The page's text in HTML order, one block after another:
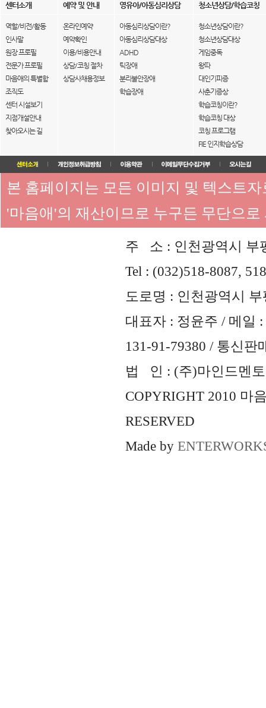
센터소개 예약 및 안내 영유아/아동심리상담 청소년상담/학습코칭
역할/비전/활동
인사말
원장 프로필
전문가 프로필
마음애의 특별함
조직도
센터 시설보기
지점개설안내
찾아오시는 길
온라인예약
예약확인
이용/비용안내
상담/코칭 절차
상담사채용정보
아동심리상담이란?
아동심리상담대상
ADHD
틱장애
분리불안장애
학습장애
청소년상담이란?
청소년상담대상
게임중독
왕따
대인기피증
사춘기증상
학습코칭이란?
학습코칭 대상
코칭 프로그램
FIE 인지학습상담
본 홈페이지는 모든 이미지 및 텍스트
'마음애'의 재산이므로 누구든 무단으
주 소 : 인천광역시 부
Tel : (032)518-8087,
도로명 : 인천광역시
대표자 : 정윤주 / 메일 :
131-91-79380 / 통신판
법 인 : (주)마인드멘토
COPYRIGHT 2010 마
RESERVED
Made by